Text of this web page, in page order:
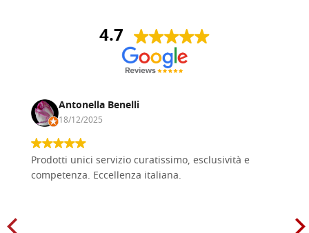
4.7
Antonella Benelli
18/12/2025
Prodotti unici servizio curatissimo, esclusività e
competenza. Eccellenza italiana.